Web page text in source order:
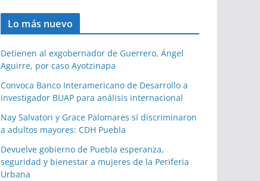
Lo más nuevo
Detienen al exgobernador de Guerrero, Ángel
Aguirre, por caso Ayotzinapa
Convoca Banco Interamericano de Desarrollo a
investigador BUAP para análisis internacional
Nay Salvatori y Grace Palomares sí discriminaron
a adultos mayores: CDH Puebla
Devuelve gobierno de Puebla esperanza,
seguridad y bienestar a mujeres de la Periferia
Urbana